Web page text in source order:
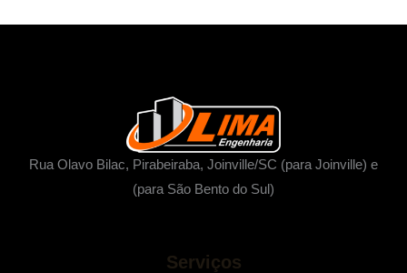
Rua Olavo Bilac, Pirabeiraba, Joinville/SC (para Joinville) e
(para São Bento do Sul)
Serviços